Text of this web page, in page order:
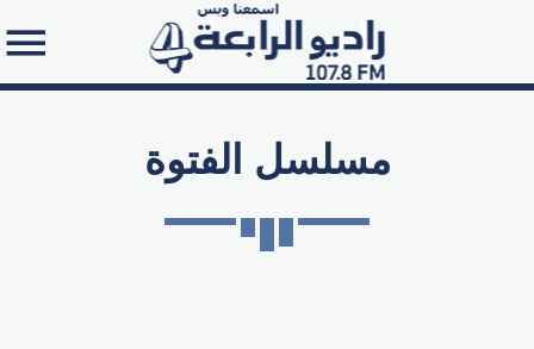
مسلسل الفتوة